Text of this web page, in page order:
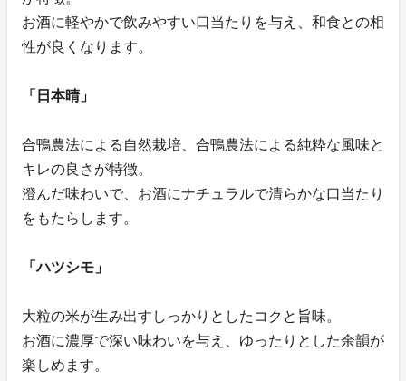
お酒に軽やかで飲みやすい口当たりを与え、和食との相
性が良くなります。
「日本晴」
合鴨農法による自然栽培、合鴨農法による純粋な風味と
キレの良さが特徴。
澄んだ味わいで、お酒にナチュラルで清らかな口当たり
をもたらします。
「ハツシモ」
大粒の米が生み出すしっかりとしたコクと旨味。
お酒に濃厚で深い味わいを与え、ゆったりとした余韻が
楽しめます。